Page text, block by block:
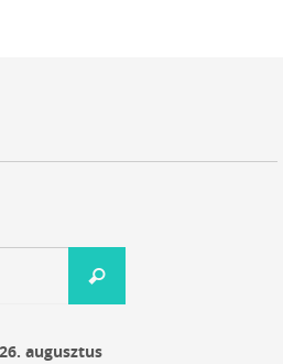
Keress!
augusztus